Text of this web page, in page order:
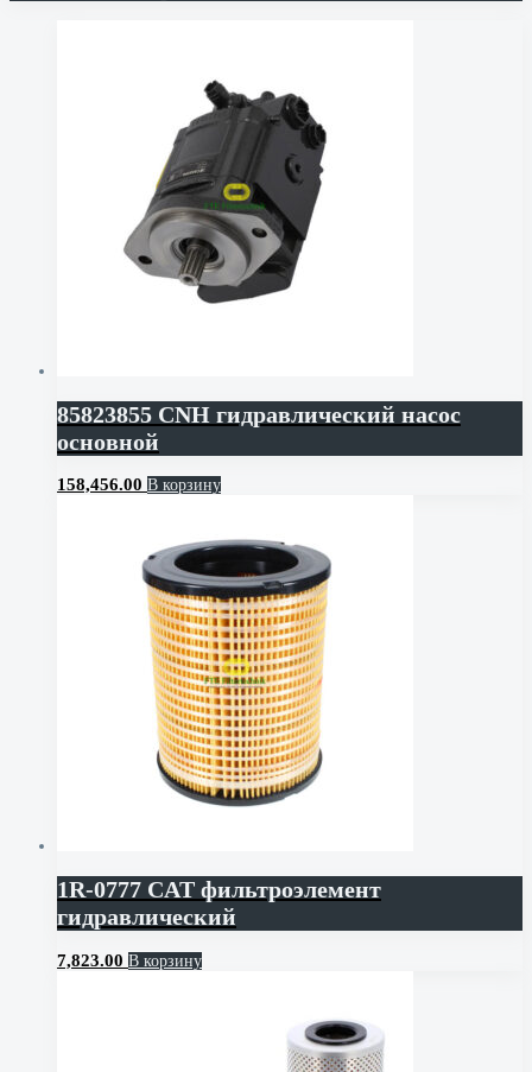
85823855 CNH гидравлический насос
основной
158,456.00 В корзину
1R-0777 CAT фильтроэлемент
гидравлический
7,823.00 В корзину